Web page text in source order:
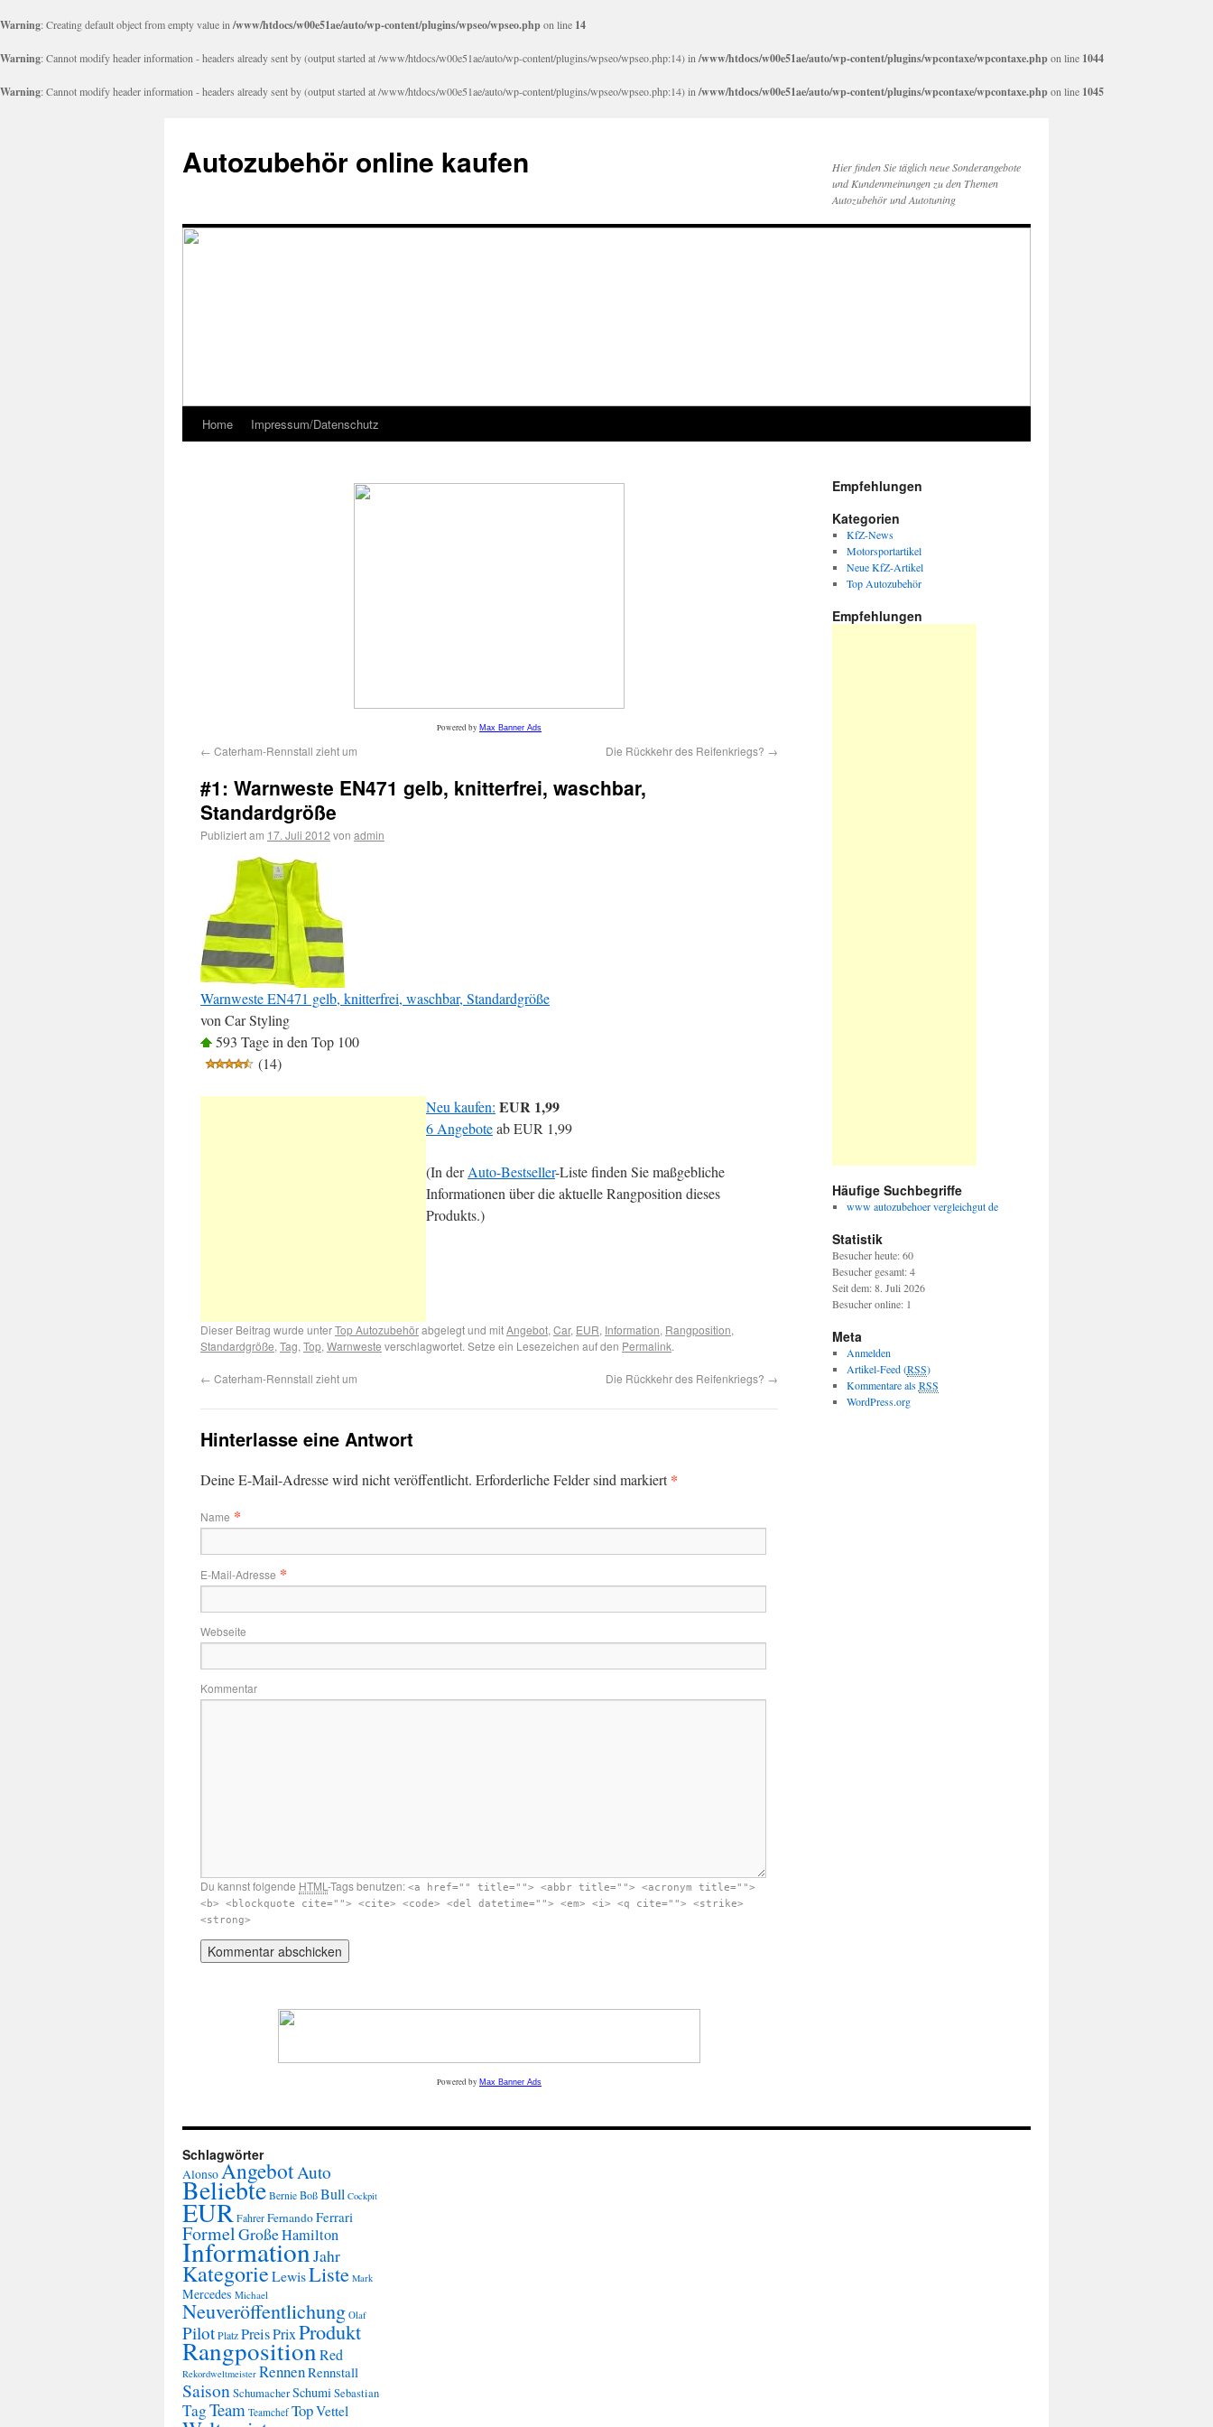
Warning: Creating default object from empty value in /www/htdocs/w00e51ae/auto/wp-content/plugins/wpseo/wpseo.phpon line 14
Warning: Cannot modify header information - headers already sent by (output started at /www/htdocs/w00e51ae/auto/wp-content/plugins/wpseo/wpseo.php:14) in /www/htdocs/w00e51ae/auto/wp-content/plugins/wpcontaxe/wpcontaxe.phpon line 1044
Warning: Cannot modify header information - headers already sent by (output started at /www/htdocs/w00e51ae/auto/wp-content/plugins/wpseo/wpseo.php:14) in /www/htdocs/w00e51ae/auto/wp-content/plugins/wpcontaxe/wpcontaxe.phpon line 1045
Autozubehör online kaufen
Hier finden Sie täglich neue Sonderangebote
und Kundenmeinungen zu den Themen
Autozubehör und Autotuning
Home Impressum/Datenschutz
Powered by Max Banner Ads
← Caterham-Rennstall zieht um Die Rückkehr des Reifenkriegs? →
#1: Warnweste EN471 gelb, knitterfrei, waschbar,
Standardgröße
Publiziert am 17. Juli 2012 von admin
Warnweste EN471 gelb, knitterfrei, waschbar, Standardgröße
von Car Styling
593 Tage in den Top 100
(14)
Neu kaufen: EUR 1,99
6 AngeboteabEUR 1,99
(In derAuto-Bestseller-Liste finden Sie maßgebliche
Informationen über die aktuelle Rangposition dieses
Produkts.)
Dieser Beitrag wurde unterTop Autozubehörabgelegt und mitAngebot, Car, EUR, Information, Rangposition,
Standardgröße, Tag, Top, Warnweste verschlagwortet. Setze ein Lesezeichen auf den Permalink.
← Caterham-Rennstall zieht um Die Rückkehr des Reifenkriegs? →
Hinterlasse eine Antwort
Deine E-Mail-Adresse wird nicht veröffentlicht. Erforderliche Felder sind markiert*
Name *
E-Mail-Adresse *
Webseite
Kommentar
Du kannst folgende HTML -Tags benutzen: <a href="" title=""> <abbr title=""> <acronym title="">
<b> <blockquote cite=""> <cite> <code> <del datetime=""> <em> <i> <q cite=""> <strike>
<strong>
Powered by Max Banner Ads
Empfehlungen
Kategorien
KfZ-News
Motorsportartikel
Neue KfZ-Artikel
Top Autozubehör
Empfehlungen
Häufige Suchbegriffe
www autozubehoer vergleichgut de
Statistik
Besucher heute: 60
Besucher gesamt: 4
Seit dem: 8. Juli 2026
Besucher online: 1
Meta
Anmelden
Artikel-Feed (RSS)
Kommentare alsRSS
WordPress.org
Schlagwörter
AlonsoAngebotAuto
Beliebte Bernie BoßBull Cockpit
EURFahrerFernandoFerrari
FormelGroßeHamilton
InformationJahr
KategorieLewisListe Mark
Mercedes Michael
Neuveröffentlichung Olaf
PilotPlatzPreisPrixProdukt
RangpositionRed
Rekordweltmeister RennenRennstall
Saison SchumacherSchumiSebastian
TagTeam Teamchef TopVettel